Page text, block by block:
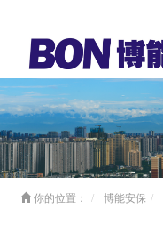
你的位置： 博能安保